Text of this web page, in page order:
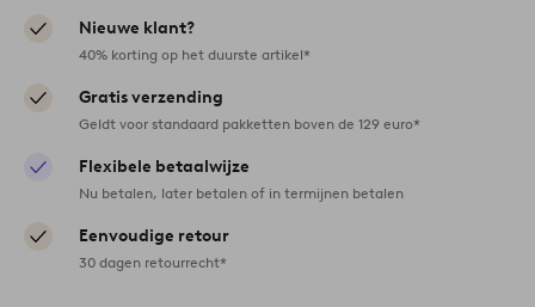
Nieuwe klant?
40% korting op het duurste artikel*
Gratis verzending
Geldt voor standaard pakketten boven de 129 euro*
Flexibele betaalwijze
Nu betalen, later betalen of in termijnen betalen
Eenvoudige retour
30 dagen retourrecht*